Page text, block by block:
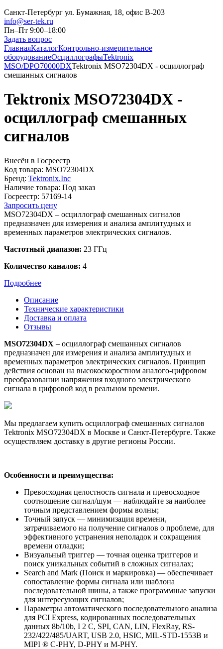
Санкт-Петербург ул. Бумажная, 18, офис B-203
info@ser-tek.ru
Пн–Пт 9:00–18:00
Задать вопрос
ГлавнаяКаталогКонтрольно-измерительное
оборудованиеОсциллографыTektronix
MSO/DPO70000DXTektronix MSO72304DX - осциллограф
смешанных сигналов
Tektronix MSO72304DX -
осциллограф смешанных
сигналов
Внесён в Госреестр
Код товара: MSO72304DX
Бренд: Tektronix.Inc
Наличие товара: Под заказ
Госреестр: 57169-14
Запросить цену
MSO72304DX – осциллограф смешанных сигналов
предназначен для измерения и анализа амплитудных и
временных параметров электрических сигналов.
Частотный диапазон: 23 ГГц
Количество каналов: 4
Подробнее
Описание
Технические характеристики
Доставка и оплата
Отзывы
MSO72304DX – осциллограф смешанных сигналов
предназначен для измерения и анализа амплитудных и
временных параметров электрических сигналов. Принцип
действия основан на высокоскоростном аналого-цифровом
преобразовании напряжения входного электрического
сигнала в цифровой код в реальном времени.
Мы предлагаем купить осциллограф смешанных сигналов
Tektronix MSO72304DX в Москве и Санкт-Петербурге. Также
осуществляем доставку в другие регионы России.
Особенности и преимущества:
Превосходная целостность сигнала и превосходное
соотношение сигнал/шум — наблюдайте за наиболее
точным представлением формы волны;
Точный запуск — минимизация времени,
затрачиваемого на получение сигналов о проблеме, для
эффективного устранения неполадок и сокращения
времени отладки;
Визуальный триггер — точная оценка триггеров и
поиск уникальных событий в сложных сигналах;
Search and Mark (Поиск и маркировка) — обеспечивает
сопоставление формы сигнала или шаблона
последовательной шины, а также программные запуски
для интересующих сигналов;
Параметры автоматического последовательного анализа
для PCI Express, кодированных последовательных
данных 8b/10b, I 2 C, SPI, CAN, LIN, FlexRay, RS-
232/422/485/UART, USB 2.0, HSIC, MIL-STD-1553B и
MIPI ® C-PHY, D-PHY и M-PHY.